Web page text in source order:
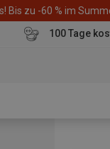
Bis zu -60 % im
100 Tage